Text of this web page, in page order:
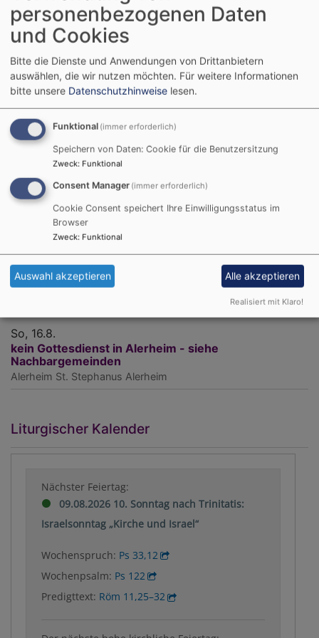
Alerheim-Rudelstetten St.-Ulrichs-Kirche Rudelstetten
So, 9.8.
kein Gottesdienst in Wörnitzostheim - siehe
Nachbargemeinden
So, 9.8. 8:45 Uhr
Pfr. Hans-Martin Meuß
Alerheim-Bühl
St. Marienkirche Bühl
Pfr. Hans-Martin Meuß
Alerheim St. Stephanus Alerheim
So, 16.8.
kein Gottesdienst in Alerheim - siehe
Nachbargemeinden
Alerheim St. Stephanus Alerheim
Liturgischer Kalender
Nächster Feiertag:
09.08.2026 10. Sonntag nach Trinitatis:
Israelsonntag „Kirche und Israel“
Wochenspruch: Ps 33,12
Wochenpsalm: Ps 122
Predigttext: Röm 11,25–32
personenbezogenen Daten
und Cookies
Bitte die Dienste und Anwendungen von Drittanbietern
auswählen, die wir nutzen möchten. Für weitere Informationen
bitte unsere Datenschutzhinweise lesen.
Funktional (immer erforderlich)
Speichern von Daten: Cookie für die Benutzersitzung
Zweck: Funktional
Consent Manager (immer erforderlich)
Cookie Consent speichert Ihre Einwilligungsstatus im
Browser
Zweck: Funktional
Auswahl akzeptieren Alle akzeptieren
Realisiert mit Klaro!